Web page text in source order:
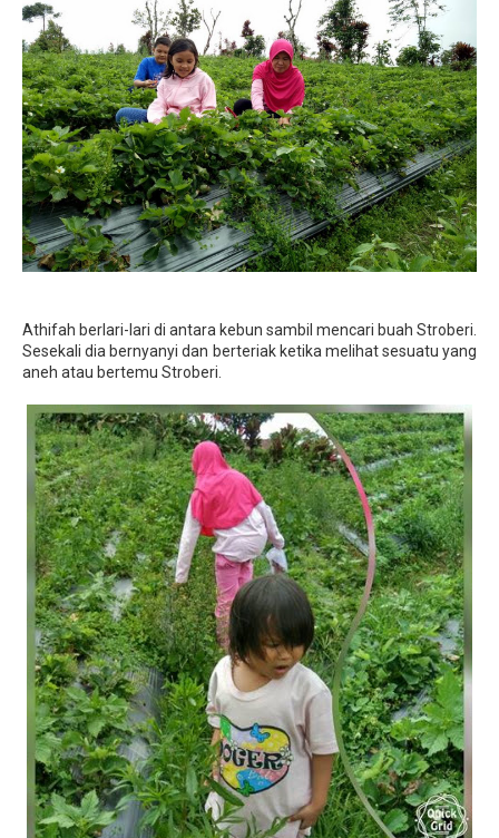
Athifah berlari-lari di antara kebun sambil mencari buah Stroberi.
Sesekali dia bernyanyi dan berteriak ketika melihat sesuatu yang
aneh atau bertemu Stroberi.